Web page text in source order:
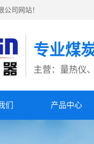
司网站！
专业煤
主营：量热仪
们 产品中心